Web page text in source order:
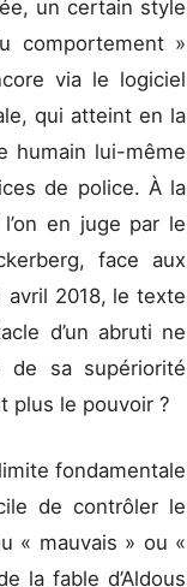
un certain style
comportement »
via le logiciel
qui atteint en la
humain lui-même
de police. À la
en juge par le
face aux
avril 2018, le texte
d’un abruti ne
de sa supériorité
plus le pouvoir ?
fondamentale
de contrôler le
« mauvais » ou «
la fable d’Aldous